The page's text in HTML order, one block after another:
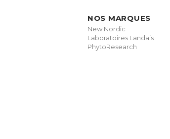
NOS MARQUES
New Nordic
Laboratoires Landais
PhytoResearch